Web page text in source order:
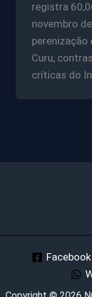
registra
novembro
perenização
Curu,
críticas do
Facebook